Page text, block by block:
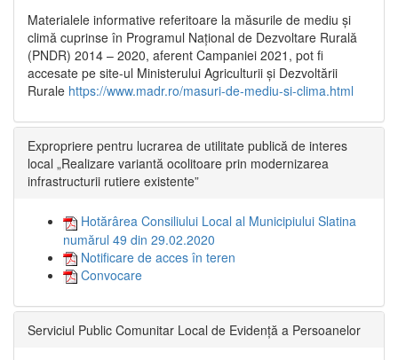
Materialele informative referitoare la măsurile de mediu și
climă cuprinse în Programul Național de Dezvoltare Rurală
(PNDR) 2014 – 2020, aferent Campaniei 2021, pot fi
accesate pe site-ul Ministerului Agriculturii și Dezvoltării
Rurale https://www.madr.ro/masuri-de-mediu-si-clima.html
Expropriere pentru lucrarea de utilitate publică de interes
local „Realizare variantă ocolitoare prin modernizarea
infrastructurii rutiere existente”
Hotărârea Consiliului Local al Municipiului Slatina
numărul 49 din 29.02.2020
Notificare de acces în teren
Convocare
Serviciul Public Comunitar Local de Evidență a Persoanelor